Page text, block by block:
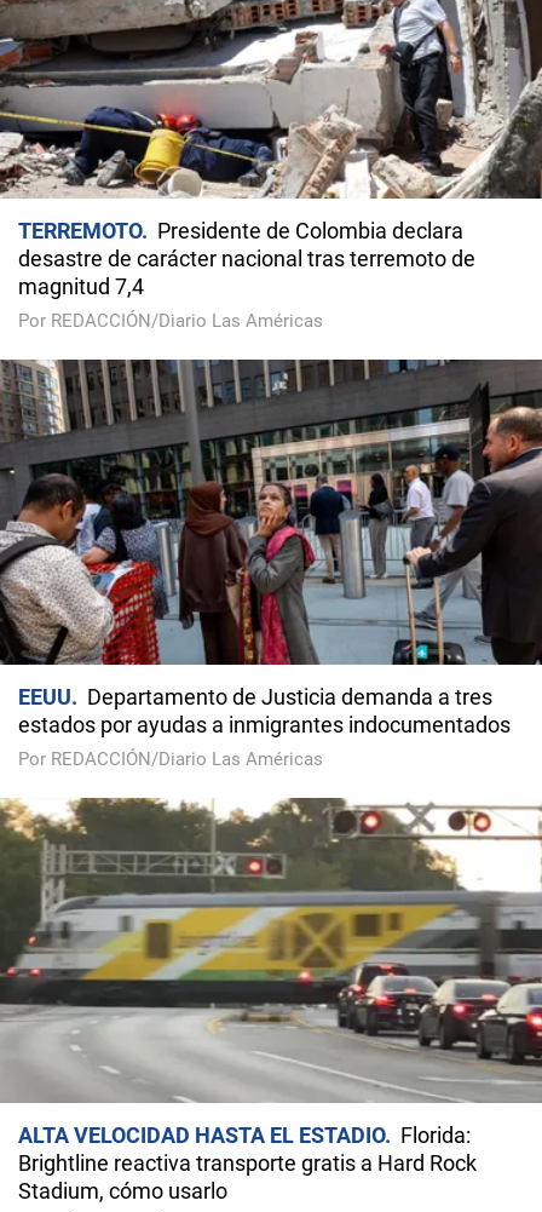
TERREMOTO
Presidente de Colombia declara
desastre de carácter nacional tras terremoto de
magnitud 7,4
Por REDACCIÓN/Diario Las Américas
EEUU
Departamento de Justicia demanda a tres
estados por ayudas a inmigrantes indocumentados
Por REDACCIÓN/Diario Las Américas
ALTA VELOCIDAD HASTA EL ESTADIO
Florida:
Brightline reactiva transporte gratis a Hard Rock
Stadium, cómo usarlo